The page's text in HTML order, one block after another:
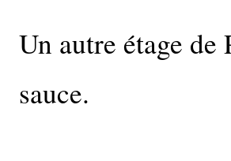
Un autre étage de
sauce.